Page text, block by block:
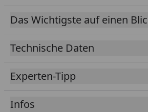
Das Wichtigste auf einen
Technische Daten
Experten-Tipp
Infos